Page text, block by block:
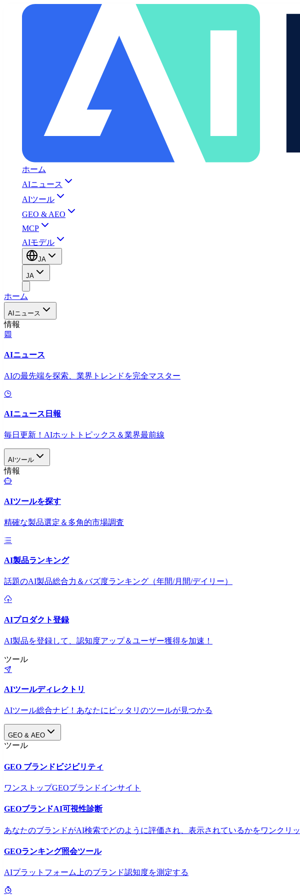
ホーム
AIニュース
AIツール
GEO & AEO
MCP
AIモデル
JA
JA
ホーム
AIニュース
情報
AIニュース
AIの最先端を探索、業界トレンドを完全マスター
AIニュース日報
毎日更新！AIホットトピックス＆業界最前線
AIツール
情報
AIツールを探す
精確な製品選定＆多角的市場調査
AI製品ランキング
話題のAI製品総合力＆バズ度ランキング（年間/月間/デイリー）
AIプロダクト登録
AI製品を登録して、認知度アップ＆ユーザー獲得を加速！
ツール
AIツールディレクトリ
AIツール総合ナビ！あなたにピッタリのツールが見つかる
GEO & AEO
ツール
GEO ブランドビジビリティ
ワンストップGEOブランドインサイト
GEOブランドAI可視性診断
あなたのブランドがAI検索でどのように評価され、表示されているかをワンクリ
GEOランキング照会ツール
AIプラットフォーム上のブランド認知度を測定する